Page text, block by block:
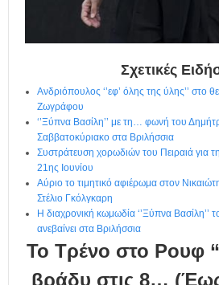
Σχετικές
Ανδριόπουλος ‘’εφ’ όλης της ύλης’’ στο
Ζωγράφου
‘’Ξύπνα Βασίλη’’ με τη… φωνή του
Σαββατοκύριακο στα Βριλήσσια
Συστράτευση χορωδιών του Πειραιά για
21ης Ιουνίου
Αύριο το τιμητικό αφιέρωμα στον
Στέλιο Γκόλγκαρη
Η διαχρονική κωμωδία ‘’Ξύπνα
ανεβαίνει στα Βριλήσσια
Το Τρένο στο Ρουφ
βράδυ στις 8… (Έως